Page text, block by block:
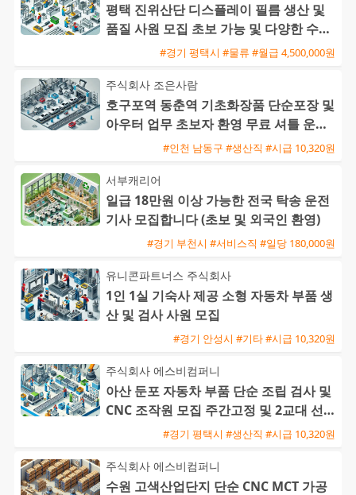
평택 진위산단 디스플레이 필름 생산 및
품질 사원 모집 초보 가능 및 다양한 수당
#경기 평택시 #물류 #월급 4,500,000원
주식회사 조은사람
호구포역 동춘역 기초화장품 단순포장 및
아우터 업무 초보자 환영 무료 셔틀 운행
익일지급 가능#인천 남동구 #생산직 #시급 10,320원
서부캐리어
일급 18만원 이상 가능한 전국 탁송 운전
기사 모집합니다 (초보 및 외국인 환영)
#경기 부천시 #서비스직 #일당 180,000원
유니콘파트너스 주식회사
1인 1실 기숙사 제공 소형 자동차 부품 생
산 및 검사 사원 모집
#경기 안성시 #기타 #시급 10,320원
주식회사 에스비컴퍼니
아산 둔포 자동차 부품 단순 조립 검사 및
CNC 조작원 모집 주간고정 및 2교대 선택
가능 F비자 지원 가#경기 평택시 #생산직 #시급 10,320원
주식회사 에스비컴퍼니
수원 고색산업단지 단순 CNC MCT 가공